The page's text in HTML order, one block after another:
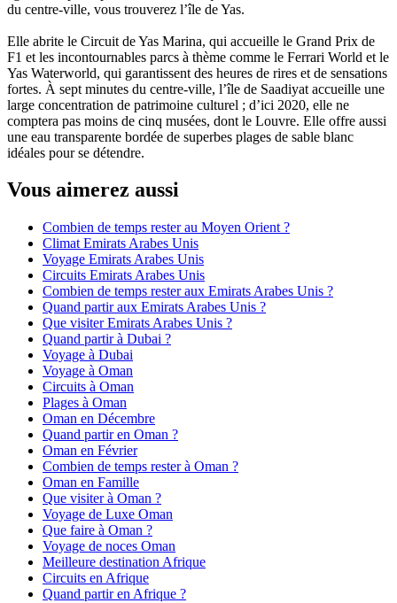
du centre-ville, vous trouverez l’île de Yas.
Elle abrite le Circuit de Yas Marina, qui accueille le Grand Prix de
F1 et les incontournables parcs à thème comme le Ferrari World et le
Yas Waterworld, qui garantissent des heures de rires et de sensations
fortes. À sept minutes du centre-ville, l’île de Saadiyat accueille une
large concentration de patrimoine culturel ; d’ici 2020, elle ne
comptera pas moins de cinq musées, dont le Louvre. Elle offre aussi
une eau transparente bordée de superbes plages de sable blanc
idéales pour se détendre.
Vous aimerez aussi
Combien de temps rester au Moyen Orient ?
Climat Emirats Arabes Unis
Voyage Emirats Arabes Unis
Circuits Emirats Arabes Unis
Combien de temps rester aux Emirats Arabes Unis ?
Quand partir aux Emirats Arabes Unis ?
Que visiter Emirats Arabes Unis ?
Quand partir à Dubai ?
Voyage à Dubai
Voyage à Oman
Circuits à Oman
Plages à Oman
Oman en Décembre
Quand partir en Oman ?
Oman en Février
Combien de temps rester à Oman ?
Oman en Famille
Que visiter à Oman ?
Voyage de Luxe Oman
Que faire à Oman ?
Voyage de noces Oman
Meilleure destination Afrique
Circuits en Afrique
Quand partir en Afrique ?